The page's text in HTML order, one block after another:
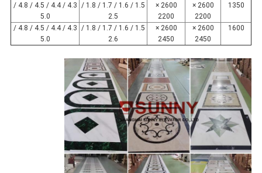
1350
2600 ×
2200
2600 ×
2200
1.5 / 1.6 / 1.7 / 1.8 /
2.5
4.3 / 4.4 / 4.5 / 4.8 /
5.0
1600
2600 ×
2450
2600 ×
2450
1.5 / 1.6 / 1.7 / 1.8 /
2.6
4.3 / 4.4 / 4.5 / 4.8 /
5.0